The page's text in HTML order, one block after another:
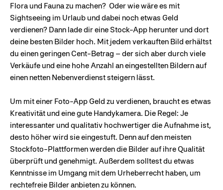
Flora und Fauna zu machen? Oder wie wäre es mit
Sightseeing im Urlaub und dabei noch etwas Geld
verdienen? Dann lade dir eine Stock-App herunter und dort
deine besten Bilder hoch. Mit jedem verkauften Bild erhältst
du einen geringen Cent-Betrag – der sich aber durch viele
Verkäufe und eine hohe Anzahl an eingestellten Bildern auf
einen netten Nebenverdienst steigern lässt.
Um mit einer Foto-App Geld zu verdienen, braucht es etwas
Kreativität und eine gute Handykamera. Die Regel: Je
interessanter und qualitativ hochwertiger die Aufnahme ist,
desto höher wird sie eingestuft. Denn auf den meisten
Stockfoto-Plattformen werden die Bilder auf ihre Qualität
überprüft und genehmigt. Außerdem solltest du etwas
Kenntnisse im Umgang mit dem Urheberrecht haben, um
rechtefreie Bilder anbieten zu können.